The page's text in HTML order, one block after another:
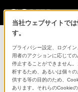
ソニースト
ご利用ガイドで
スに関しまとめて
当社ウェブサイトで
す。
プライバシー設定、ログイ
用者のアクションに応じて
停止することができません
析するため、あるいは個々
供する等の目的のため、
あります。それらのCookie